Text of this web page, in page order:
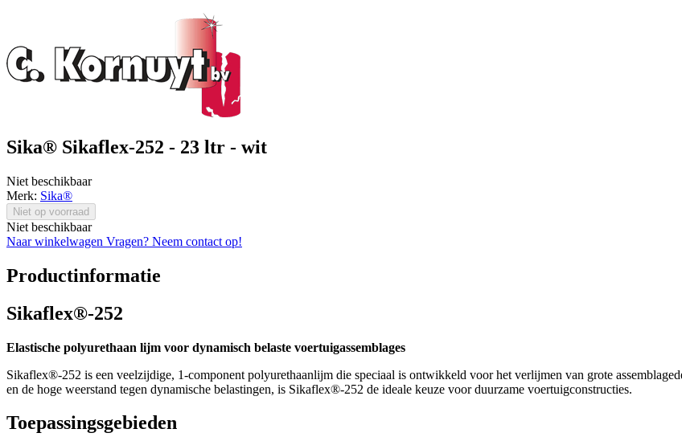
Sika® Sikaflex-252 - 23 ltr - wit
Niet beschikbaar
Merk: Sika®
Niet op voorraad
Niet beschikbaar
Naar winkelwagen Vragen? Neem contact op!
Productinformatie
Sikaflex®-252
Elastische polyurethaan lijm voor dynamisch belaste voertuigassemblages
Sikaflex®-252 is een veelzijdige, 1-component polyurethaanlijm die speciaal is ontwikkeld voor het verlijmen van grote
en de hoge weerstand tegen dynamische belastingen, is Sikaflex®-252 de ideale keuze voor duurzame voertuigconstructies.
Toepassingsgebieden